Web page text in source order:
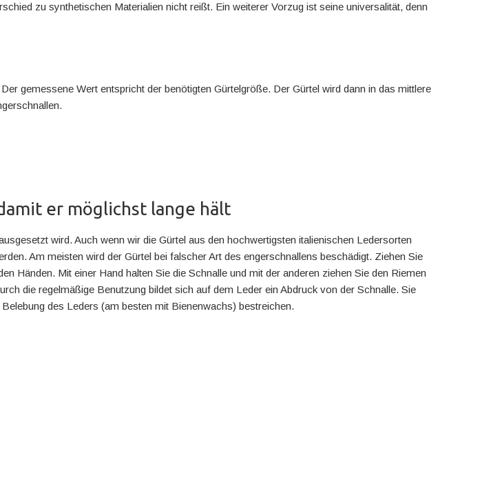
zu synthetischen Materialien nicht reißt. Ein weiterer Vorzug ist seine universalität, denn
gemessene Wert entspricht der benötigten Gürtelgröße. Der Gürtel wird dann in das mittlere
er möglichst lange hält
wird. Auch wenn wir die Gürtel aus den hochwertigsten italienischen Ledersorten
Am meisten wird der Gürtel bei falscher Art des engerschnallens beschädigt. Ziehen Sie
Händen. Mit einer Hand halten Sie die Schnalle und mit der anderen ziehen Sie den Riemen
die regelmäßige Benutzung bildet sich auf dem Leder ein Abdruck von der Schnalle. Sie
des Leders (am besten mit Bienenwachs) bestreichen.